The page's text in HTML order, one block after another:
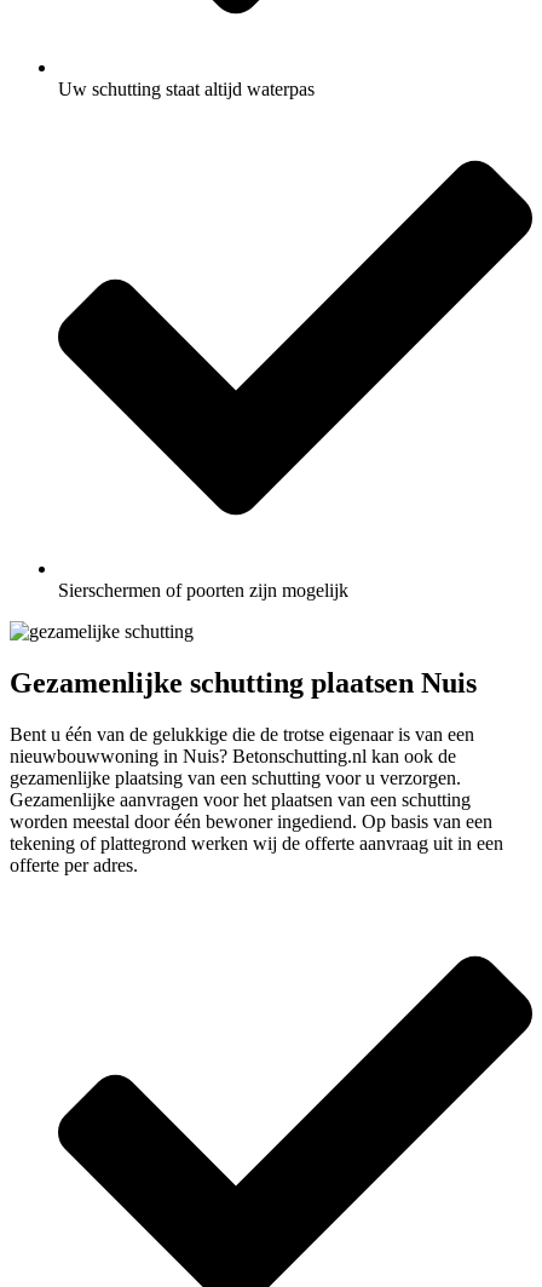
Uw schutting staat altijd waterpas
Sierschermen of poorten zijn mogelijk
Gezamenlijke schutting plaatsen Nuis
Bent u één van de gelukkige die de trotse eigenaar is van een
nieuwbouwwoning in Nuis? Betonschutting.nl kan ook de
gezamenlijke plaatsing van een schutting voor u verzorgen.
Gezamenlijke aanvragen voor het plaatsen van een schutting
worden meestal door één bewoner ingediend. Op basis van een
tekening of plattegrond werken wij de offerte aanvraag uit in een
offerte per adres.